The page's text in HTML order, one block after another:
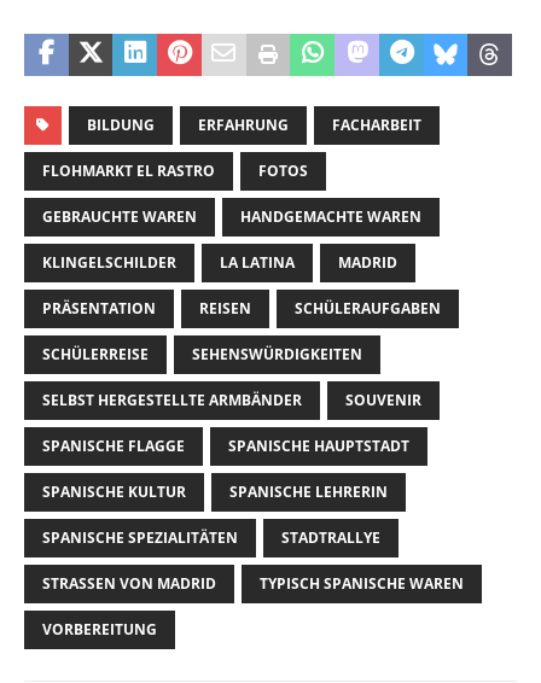
BILDUNG ERFAHRUNG FACHARBEIT
FLOHMARKT EL RASTRO FOTOS
GEBRAUCHTE WAREN HANDGEMACHTE WAREN
KLINGELSCHILDER LA LATINA MADRID
PRÄSENTATION REISEN SCHÜLERAUFGABEN
SCHÜLERREISE SEHENSWÜRDIGKEITEN
SELBST HERGESTELLTE ARMBÄNDER SOUVENIR
SPANISCHE FLAGGE SPANISCHE HAUPTSTADT
SPANISCHE KULTUR SPANISCHE LEHRERIN
SPANISCHE SPEZIALITÄTEN STADTRALLYE
STRASSEN VON MADRID TYPISCH SPANISCHE WAREN
VORBEREITUNG